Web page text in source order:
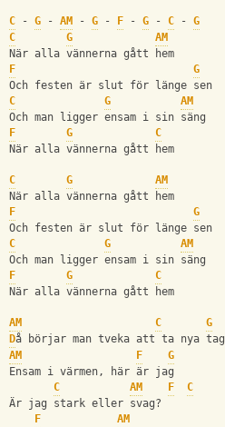
C - G - AM - G - F - G - C - G
C
G
AM
När alla vännerna gått hem
F
G
Och festen är slut för länge sen
C
G
AM
Och man ligger ensam i sin säng
F
G
C
När alla vännerna gått hem
C G
AM
När alla vännerna gått hem
F
G
Och festen är slut för länge sen
C
G
AM
Och man ligger ensam i sin säng
F
G
C
När alla vännerna gått hem
AM C
G
Då börjar man tveka att ta nya tag
AM
F
G
Ensam i värmen, här är jag
C
AM F
C
Är jag stark eller svag?
F
AM